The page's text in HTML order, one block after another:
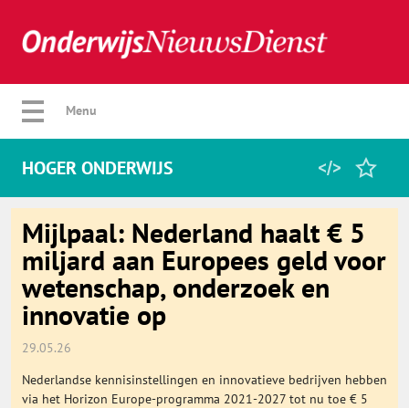
Verberg menu
Home
Favorieten
Algemeen
Menu
HOGER ONDERWIJS
Mijlpaal: Nederland haalt € 5
miljard aan Europees geld voor
wetenschap, onderzoek en
innovatie op
29.05.26
Nederlandse kennisinstellingen en innovatieve bedrijven hebben
via het Horizon Europe-programma 2021-2027 tot nu toe € 5